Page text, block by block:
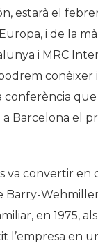
estarà el
i de la
i MRC
conèixer i
conferència que
Barcelona el
va convertir en
Barry-
en 1975,
l’empresa en